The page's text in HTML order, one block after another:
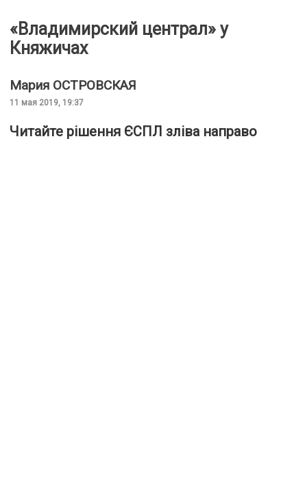
«Владимирский централ» у
Княжичах
Мария ОСТРОВСКАЯ
11 мая 2019, 19:37
Читайте рішення ЄСПЛ зліва направо